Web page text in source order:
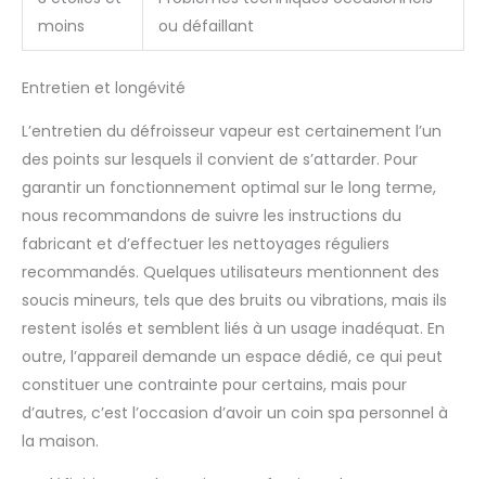
lorsque le volume d'eau
moins
ou défaillant
Entretien et longévité
L’entretien du défroisseur vapeur est certainement l’un
des points sur lesquels il convient de s’attarder. Pour
garantir un fonctionnement optimal sur le long terme,
nous recommandons de suivre les instructions du
fabricant et d’effectuer les nettoyages réguliers
recommandés. Quelques utilisateurs mentionnent des
soucis mineurs, tels que des bruits ou vibrations, mais ils
restent isolés et semblent liés à un usage inadéquat. En
outre, l’appareil demande un espace dédié, ce qui peut
constituer une contrainte pour certains, mais pour
d’autres, c’est l’occasion d’avoir un coin spa personnel à
la maison.